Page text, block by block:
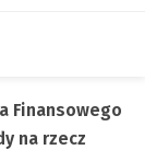
Finansowego
na rzecz